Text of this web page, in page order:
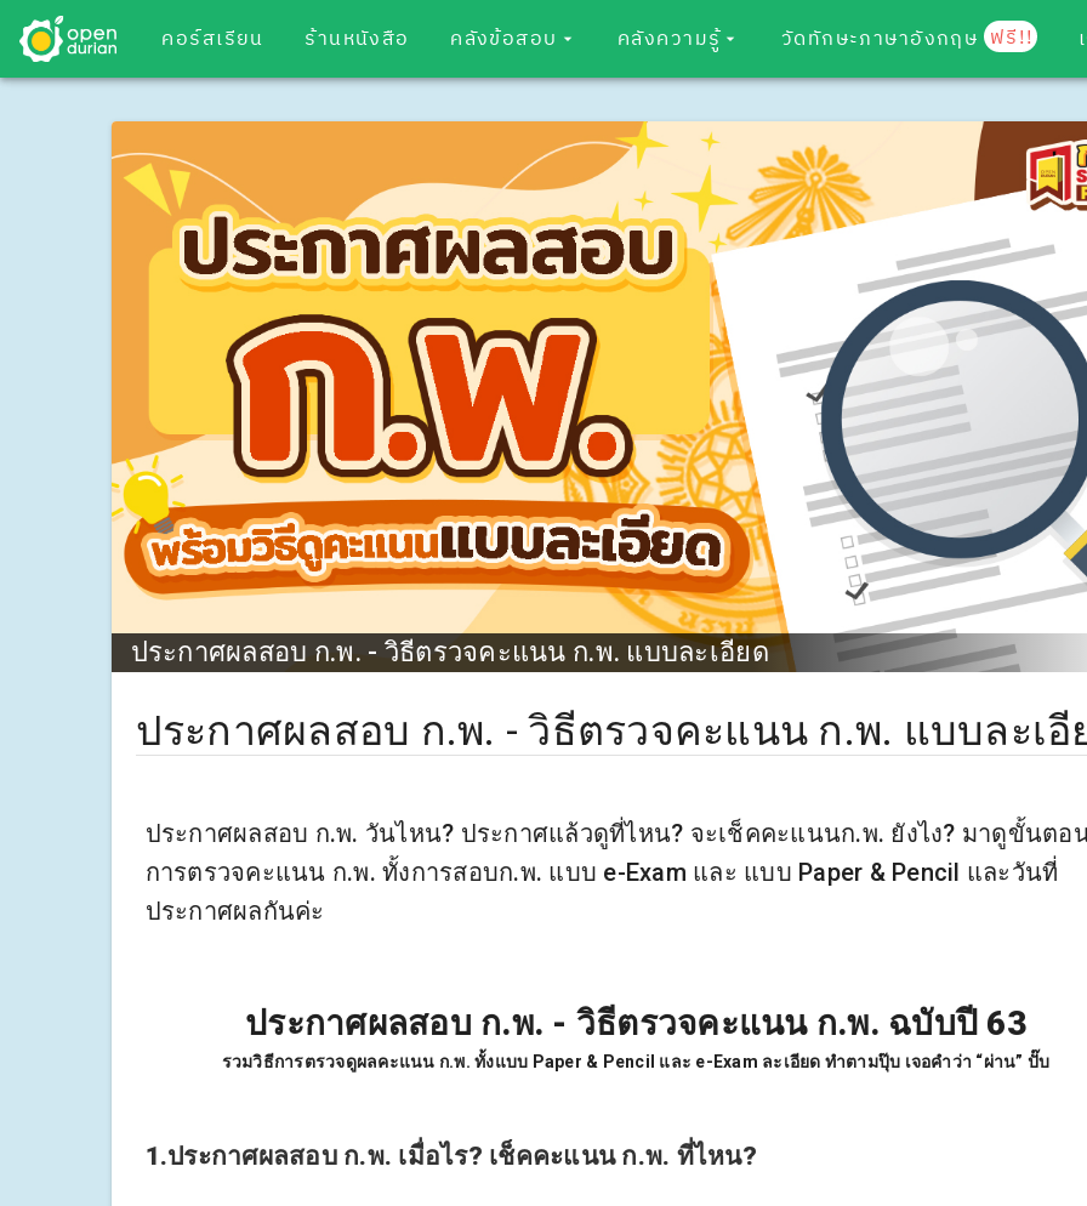
คอร์สเรียน ร้านหนังสือ คลังข้อสอบ คลังความรู้ วัดทักษะภาษาอังกฤษ ฟรี!!
ประกาศผลสอบ ก.พ. - วิธีตรวจคะแนน ก.พ. แบบละเอียด
ประกาศผลสอบ ก.พ. - วิธีตรวจคะแนน ก.พ. แบบละเอี
ประกาศผลสอบ ก.พ. วันไหน? ประกาศแล้วดูที่ไหน? จะเช็คคะแนนก.พ. ยังไง? มาดูขั้นตอ
การตรวจคะแนน ก.พ. ทั้งการสอบก.พ. แบบ e-Exam และ แบบ Paper & Pencil และวันที่
ประกาศผลกันค่ะ
ประกาศผลสอบ ก.พ. - วิธีตรวจคะแนน ก.พ. ฉบับปี 63
รวมวิธีการตรวจดูผลคะแนน ก.พ. ทั้งแบบ Paper & Pencil และ e-Exam ละเอียด ทำตามปุ๊บ เจอคำว่า “ผ่าน” ปั๊บ
1.ประกาศผลสอบ ก.พ. เมื่อไร? เช็คคะแนน ก.พ. ที่ไหน?